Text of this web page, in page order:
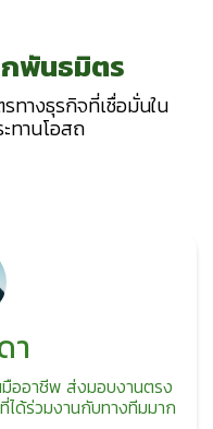
กพันธมิตร
ทางธุรกิจที่เชื่อมั่นใน
ทานโอสถ
า
ออาชีพ ส่งมอบงานตรง
ได้ร่วมงานกับทางทีมมาก